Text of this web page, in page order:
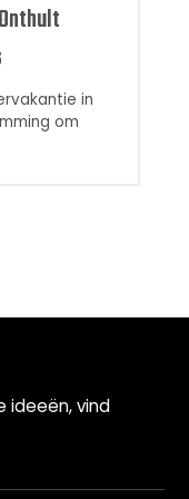
in
om
ideeën, vind